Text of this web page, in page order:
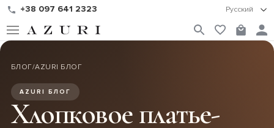
+38 097 641 2323 Русский
БЛОГ/AZURI БЛОГ
AZURI БЛОГ
Хлопковое платье-